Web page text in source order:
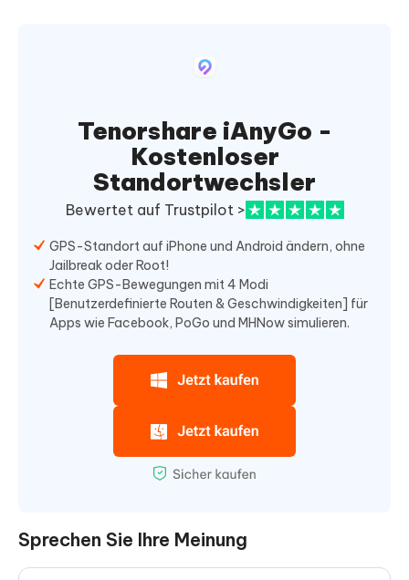
Tenorshare iAnyGo -
Kostenloser
Standortwechsler
Bewertet auf Trustpilot >
GPS-Standort auf iPhone und Android ändern, ohne
Jailbreak oder Root!
Echte GPS-Bewegungen mit 4 Modi
[Benutzerdefinierte Routen & Geschwindigkeiten] für
Apps wie Facebook, PoGo und MHNow simulieren.
Sprechen Sie Ihre Meinung